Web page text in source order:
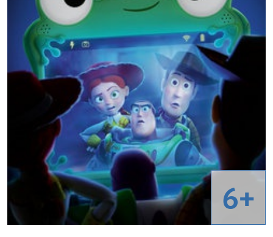
6+